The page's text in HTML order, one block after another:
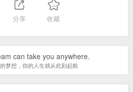
分享 收藏
can take you anywhere.
梦想，你的人生就从此刻起航